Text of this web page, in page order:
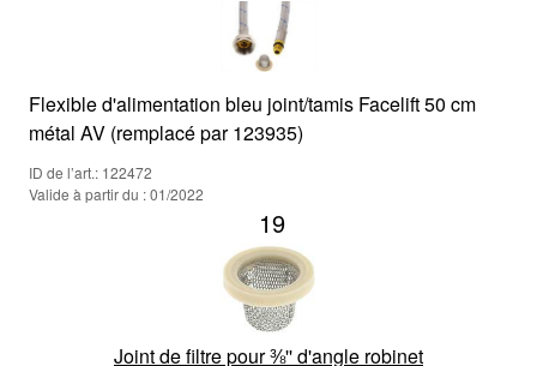
Flexible d'alimentation bleu joint/tamis Facelift 50 cm
métal AV (remplacé par 123935)
ID de l’art.: 122472
Valide à partir du : 01/2022
19
Joint de filtre pour ⅜'' d'angle robinet